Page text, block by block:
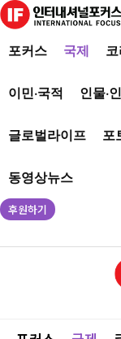
포커스 국제
이민·국적 인물·
글로벌라이프 포
동영상뉴스
후원하기